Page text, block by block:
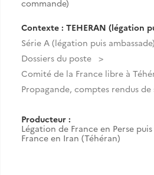
commande)
Contexte : TEHERAN (légation
Série A (légation puis ambassade)
Dossiers du poste
Comité de la France libre à
Propagande, comptes rendus de
Producteur :
Légation de France en Perse
France en Iran (Téhéran)